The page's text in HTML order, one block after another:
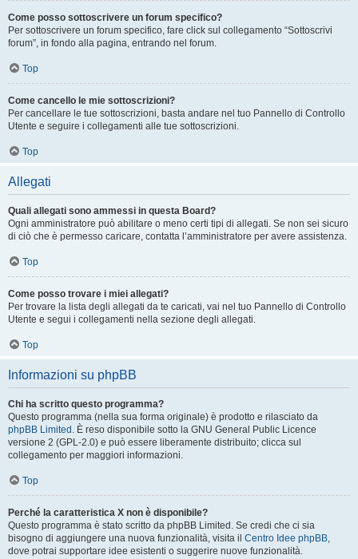
Come posso sottoscrivere un forum specifico?
Per sottoscrivere un forum specifico, fare click sul collegamento “Sottoscrivi
forum”, in fondo alla pagina, entrando nel forum.
Top
Come cancello le mie sottoscrizioni?
Per cancellare le tue sottoscrizioni, basta andare nel tuo Pannello di Controllo
Utente e seguire i collegamenti alle tue sottoscrizioni.
Top
Allegati
Quali allegati sono ammessi in questa Board?
Ogni amministratore può abilitare o meno certi tipi di allegati. Se non sei sicuro
di ciò che è permesso caricare, contatta l’amministratore per avere assistenza.
Top
Come posso trovare i miei allegati?
Per trovare la lista degli allegati da te caricati, vai nel tuo Pannello di Controllo
Utente e segui i collegamenti nella sezione degli allegati.
Top
Informazioni su phpBB
Chi ha scritto questo programma?
Questo programma (nella sua forma originale) è prodotto e rilasciato da
phpBB Limited . È reso disponibile sotto la GNU General Public Licence
versione 2 (GPL-2.0) e può essere liberamente distribuito; clicca sul
collegamento per maggiori informazioni.
Top
Perché la caratteristica X non è disponibile?
Questo programma è stato scritto da phpBB Limited. Se credi che ci sia
bisogno di aggiungere una nuova funzionalità, visita il Centro Idee phpBB,
dove potrai supportare idee esistenti o suggerire nuove funzionalità.